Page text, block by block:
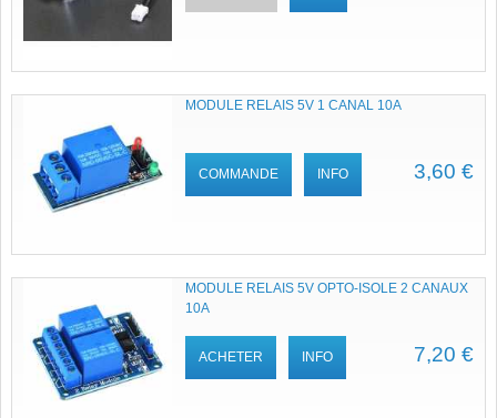
MODULE RELAIS 5V 1 CANAL 10A
3,60 €
COMMANDE INFO
MODULE RELAIS 5V OPTO-ISOLE 2 CANAUX
10A
7,20 €
ACHETER INFO